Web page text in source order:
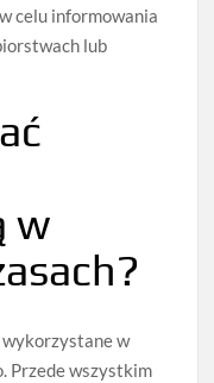
celu informowania
lub
w
wykorzystane w
Przede wszystkim